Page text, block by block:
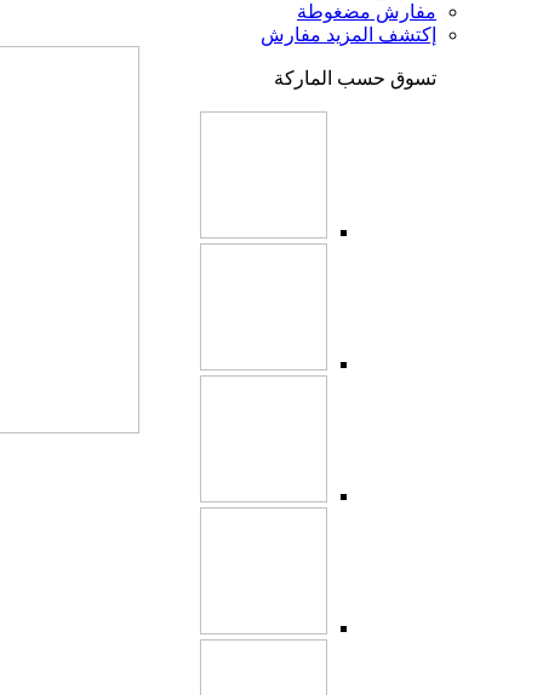
مفارش مضغوطة
إكتشف المزيد مفارش
تسوق حسب الماركة